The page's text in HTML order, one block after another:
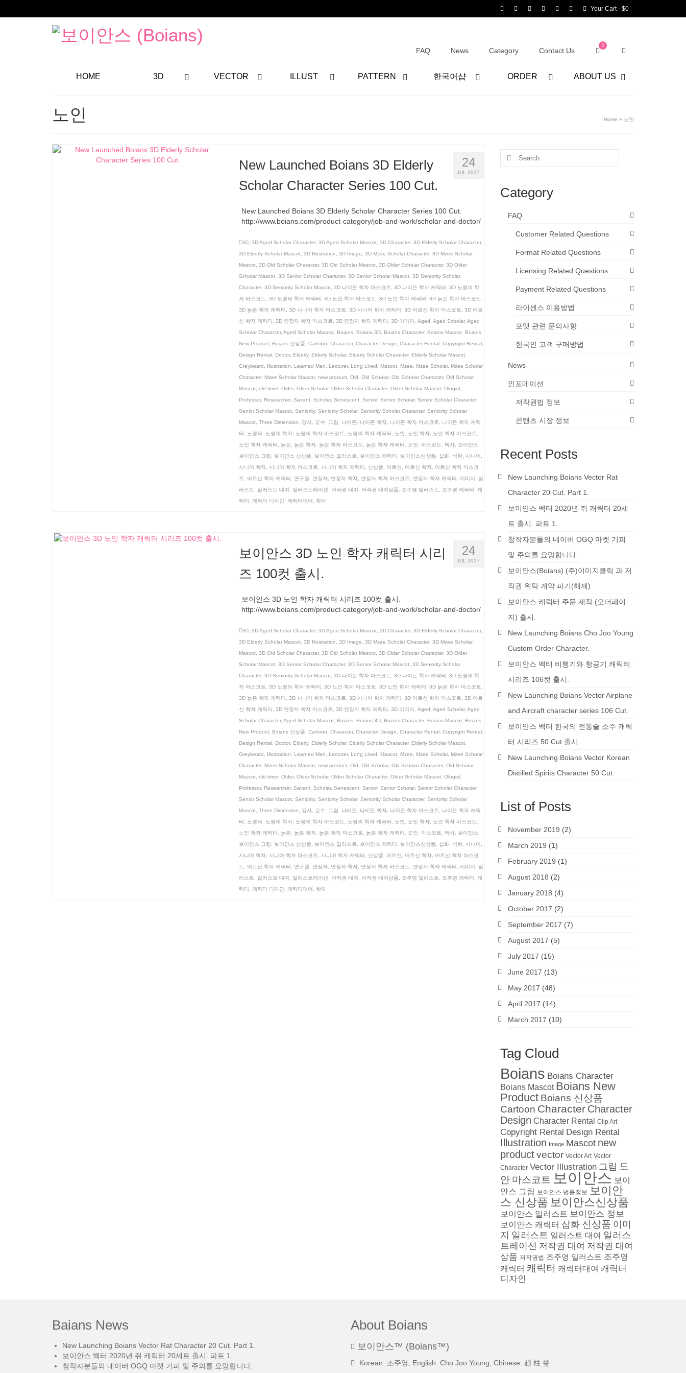
Your Cart- $0
FAQ News Category Contact Us
0
HOME 3D VECTOR ILLUST PATTERN 한국어샵 ORDER ABOUT US
노인 Home » 노인
24
JUL 2017
New Launched Boians 3D Elderly
Scholar Character Series 100 Cut.
New Launched Boians 3D Elderly Scholar Character Series 100 Cut.
http://www.boians.com/product-category/job-and-work/scholar-and-doctor/
3D, 3D Aged Scholar Character, 3D Aged Scholar Mascot, 3D Character, 3D Elderly Scholar Character,
3D Elderly Scholar Mascot, 3D Illustration 3D Image 3D Mzee Scholar Character, 3D Mzee Scholar
Mascot, 3D Old Scholar Character, 3D Old Scholar Mascot, 3D Older Scholar Character, 3D Older
Scholar Mascot, 3D Senior Scholar Character, 3D Senior Scholar Mascot, 3D Seniority Scholar
Character, 3D Seniority Scholar Mascot, 3D 나이든 학자 마스코트 3D 나이든 학자 캐릭터
3D 노령의 학
자 마스코트
3D 노령의 학자 캐릭터 3D 노인 학자 마스코트 3D 노인 학자 캐릭터 3D 늙은 학자 마스코트
3D 늙은 학자 캐릭터
3D 시니어 학자 마스코트 3D 시니어 학자 캐릭터 3D 어르신 학자 마스코트
3D 어르
신 학자 캐릭터
3D 연장자 학자 마스코트 3D 연장자 학자 캐릭터 3D 이미지 Aged Aged Scholar, Aged
Scholar Character, Aged Scholar Mascot, Boians, Boians 3D, Boians Character, Boians Mascot,
Boians
New Product, Boians 신상품 Cartoon Character, Character Design Character Rental, Copyright Rental,
Design Rental, Doctor, Elderly, Elderly Scholar, Elderly Scholar Character, Elderly Scholar Mascot,
Greybeard
Illustration Learned Man Lecturer, Long Lived Mascot, Mzee Mzee Scholar, Mzee Scholar
Character, Mzee Scholar Mascot, new product, Old Old Scholar, Old Scholar Character, Old Scholar
Mascot, old-timer, Older, Older Scholar, Older Scholar Character, Older Scholar Mascot, Ologist,
Professor, Researcher, Savant, Scholar, Senescent, Senior, Senior Scholar, Senior Scholar Character,
Senior Scholar Mascot, Seniority, Seniority Scholar, Seniority Scholar Character, Seniority Scholar
Mascot, Three Dimension 강사, 교수 그림 나이든 나이든 학자, 나이든 학자 마스코트
나이든 학자 캐릭
터
노령의 노령의 학자, 노령의 학자 마스코트 노령의 학자 캐릭터 노인 노인 학자, 노인 학자 마스코트
노인 학자 캐릭터
늙은 늙은 학자, 늙은 학자 마스코트 늙은 학자 캐릭터 도안, 마스코트 박사, 보이안스
보이안스 그림
보이안스 신상품 보이안스 일러스트 보이안스 캐릭터 보이안스신상품 삽화, 석학, 시니어
시니어 학자, 시니어 학자 마스코트 시니어 학자 캐릭터 신상품 어르신 어르신 학자,
어르신 학자 마스코
트
어르신 학자 캐릭터 연구원 연장자, 연장자 학자, 연장자 학자 마스코트 연장자 학자 캐릭터 이미지
일
러스트
일러스트 대여 일러스트레이션 저작권 대여 저작권 대여상품 조주영 일러스트 조주영 캐릭터
캐
릭터
캐릭터 디자인 캐릭터대여 학자
24
JUL 2017
보이안스 3D 노인 학자 캐릭터 시리
즈 100컷 출시.
보이안스 3D 노인 학자 캐릭터 시리즈 100컷 출시.
http://www.boians.com/product-category/job-and-work/scholar-and-doctor/
3D, 3D Aged Scholar Character, 3D Aged Scholar Mascot, 3D Character, 3D Elderly Scholar Character,
3D Elderly Scholar Mascot, 3D Illustration 3D Image 3D Mzee Scholar Character, 3D Mzee Scholar
Mascot, 3D Old Scholar Character, 3D Old Scholar Mascot, 3D Older Scholar Character, 3D Older
Scholar Mascot, 3D Senior Scholar Character, 3D Senior Scholar Mascot, 3D Seniority Scholar
Character, 3D Seniority Scholar Mascot, 3D 나이든 학자 마스코트 3D 나이든 학자 캐릭터
3D 노령의 학
자 마스코트
3D 노령의 학자 캐릭터 3D 노인 학자 마스코트 3D 노인 학자 캐릭터 3D 늙은 학자 마스코트
3D 늙은 학자 캐릭터
3D 시니어 학자 마스코트 3D 시니어 학자 캐릭터 3D 어르신 학자 마스코트
3D 어르
신 학자 캐릭터
3D 연장자 학자 마스코트 3D 연장자 학자 캐릭터 3D 이미지 Aged Aged Scholar, Aged
Scholar Character, Aged Scholar Mascot, Boians, Boians 3D, Boians Character, Boians Mascot,
Boians
New Product, Boians 신상품 Cartoon Character, Character Design Character Rental, Copyright Rental,
Design Rental, Doctor, Elderly, Elderly Scholar, Elderly Scholar Character, Elderly Scholar Mascot,
Greybeard
Illustration Learned Man Lecturer, Long Lived Mascot, Mzee Mzee Scholar, Mzee Scholar
Character, Mzee Scholar Mascot, new product, Old Old Scholar, Old Scholar Character, Old Scholar
Mascot, old-timer, Older, Older Scholar, Older Scholar Character, Older Scholar Mascot, Ologist,
Professor, Researcher, Savant, Scholar, Senescent, Senior, Senior Scholar, Senior Scholar Character,
Senior Scholar Mascot, Seniority, Seniority Scholar, Seniority Scholar Character, Seniority Scholar
Mascot, Three Dimension 강사, 교수 그림 나이든 나이든 학자, 나이든 학자 마스코트
나이든 학자 캐릭
터
노령의 노령의 학자, 노령의 학자 마스코트 노령의 학자 캐릭터 노인 노인 학자, 노인 학자 마스코트
노인 학자 캐릭터
늙은 늙은 학자, 늙은 학자 마스코트 늙은 학자 캐릭터 도안, 마스코트 박사, 보이안스
보이안스 그림
보이안스 신상품 보이안스 일러스트 보이안스 캐릭터 보이안스신상품 삽화, 석학, 시니어
시니어 학자, 시니어 학자 마스코트 시니어 학자 캐릭터 신상품 어르신 어르신 학자,
어르신 학자 마스코
트
어르신 학자 캐릭터 연구원 연장자, 연장자 학자, 연장자 학자 마스코트 연장자 학자 캐릭터 이미지
일
러스트
일러스트 대여 일러스트레이션 저작권 대여 저작권 대여상품 조주영 일러스트 조주영 캐릭터
캐
릭터
캐릭터 디자인 캐릭터대여 학자
Search
Category
FAQ
Customer Related Questions
Format Related Questions
Licensing Related Questions
Payment Related Questions
라이센스 이용방법
포맷 관련 문의사항
한국인 고객 구매방법
News
인포메이션
저작권법 정보
콘텐츠 시장 정보
Recent Posts
New Launching Boians Vector Rat
Character 20 Cut. Part 1.
보이안스 벡터 2020년 쥐 캐릭터 20세
트 출시. 파트 1.
창작자분들의 네이버 OGQ 마켓 기피
및 주의를 요망합니다.
보이안스(Boians) (주)이미지클릭 과 저
작권 위탁 계약 파기(해제)
보이안스 캐릭터 주문 제작 (오더페이
지) 출시.
New Launching Boians Cho Joo Young
Custom Order Character.
보이안스 벡터 비행기와 항공기 캐릭터
시리즈 106컷 출시.
New Launching Boians Vector Airplane
and Aircraft character series 106 Cut.
보이안스 벡터 한국의 전통술 소주 캐릭
터 시리즈 50 Cut 출시.
New Launching Boians Vector Korean
Distilled Spirits Character 50 Cut.
List of Posts
November 2019 (2)
March 2019 (1)
February 2019 (1)
August 2018 (2)
January 2018 (4)
October 2017 (2)
September 2017 (7)
August 2017 (5)
July 2017 (15)
June 2017 (13)
May 2017 (48)
April 2017 (14)
March 2017 (10)
Tag Cloud
Boians Boians Character
Boians Mascot Boians New
Product Boians 신상품
Cartoon Character Character
Design Character Rental Clip Art
Copyright Rental Design Rental
Illustration Image Mascot new
product vector Vector Art Vector
Character Vector Illustration 그림 도
안 마스코트 보이안스 보이
안스 그림 보이안스 법률정보 보이안
스 신상품 보이안스신상품
보이안스 일러스트 보이안스 정보
보이안스 캐릭터 삽화 신상품 이미
지 일러스트 일러스트 대여 일러스
트레이션 저작권 대여 저작권 대여
상품 저작권법 조주영 일러스트 조주영
캐릭터 캐릭터 캐릭터대여 캐릭터
디자인
Baians News
New Launching Boians Vector Rat Character 20 Cut. Part 1.
보이안스 벡터 2020년 쥐 캐릭터 20세트 출시. 파트 1.
창작자분들의 네이버 OGQ 마켓 기피 및 주의를 요망합니다.
About Boians
보이안스™ (Boians™)
Korean: 조주영, English: Cho Joo Young, Chinese: 趙 柱 瑩